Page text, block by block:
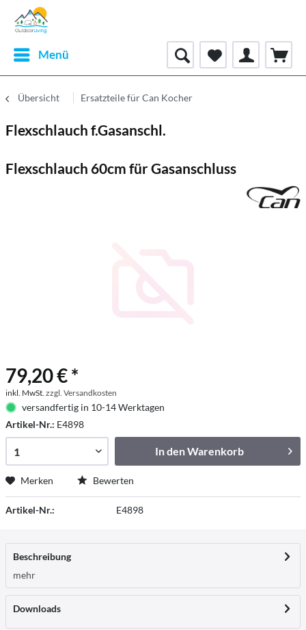
Menü
Übersicht Ersatzteile für Can Kocher
Flexschlauch f.Gasanschl.
Flexschlauch 60cm für Gasanschluss
79,20 € *
inkl. MwSt. zzgl. Versandkosten
versandfertig in 10-14 Werktagen
Artikel-Nr.: E4898
In denWarenkorb
Merken Bewerten
Artikel-Nr.: E4898
Beschreibung
mehr
Downloads